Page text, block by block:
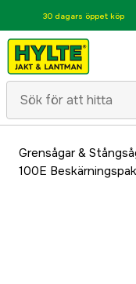
30 dagars öppet köp
Grensågar &
100E